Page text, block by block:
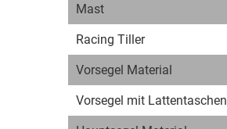
Mast
Racing Tiller
Vorsegel Material
Vorsegel mit Lattentaschen